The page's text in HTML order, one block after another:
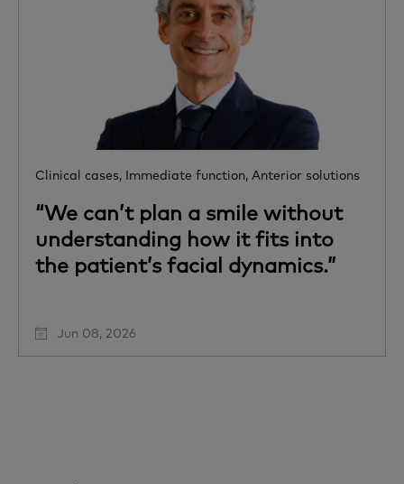
Clinical cases, Immediate function, Anterior solutions
“We can’t plan a smile without
understanding how it fits into
the patient’s facial dynamics.”
Jun 08, 2026